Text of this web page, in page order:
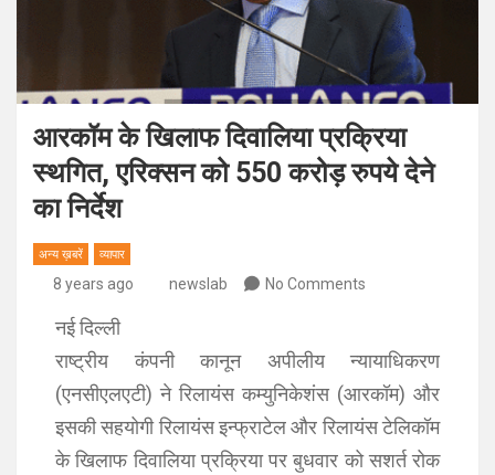
आरकॉम के खिलाफ दिवालिया प्रक्रिया
स्थगित, एरिक्सन को 550 करोड़ रुपये देने
का निर्देश
अन्य ख़बरें व्यापार
8 years ago newslab No Comments
नई दिल्ली
राष्ट्रीय कंपनी कानून अपीलीय न्यायाधिकरण
(एनसीएलएटी) ने रिलायंस कम्युनिकेशंस (आरकॉम) और
इसकी सहयोगी रिलायंस इन्फ्राटेल और रिलायंस टेलिकॉम
के खिलाफ दिवालिया प्रक्रिया पर बुधवार को सशर्त रोक